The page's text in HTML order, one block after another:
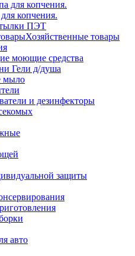
копчения.
ПЭТ
Хозяйственные товары
моющие средства
Гели д/душа
мыло
и дезинфекторы
защиты
авто